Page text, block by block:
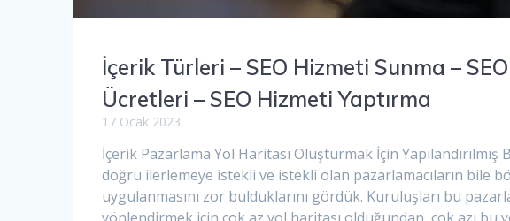
İçerik Türleri – SEO Hizmeti Sunma –
Ücretleri – SEO Hizmeti Yaptırma
17 Ocak 2023
İçerik Pazarlama Yol Haritası Oluşturmak İçin
doğru ilerlemeye istekli ve istekli olan pazarlamacıların bile
uygulanmasını zor bulduklarını gördük. Kuruluşları bu